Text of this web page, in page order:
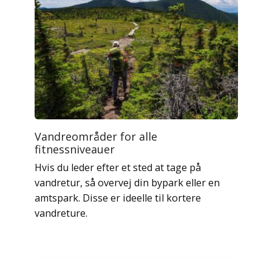
Vandreområder for alle
fitnessniveauer
Hvis du leder efter et sted at tage på
vandretur, så overvej din bypark eller en
amtspark. Disse er ideelle til kortere
vandreture.